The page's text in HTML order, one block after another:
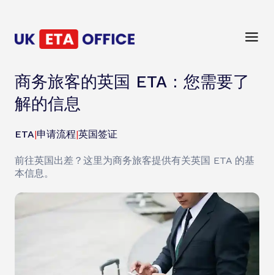
商务旅客的英国 ETA：您需要了
解的信息
ETA|申请流程|英国签证
前往英国出差？这里为商务旅客提供有关英国 ETA 的基
本信息。